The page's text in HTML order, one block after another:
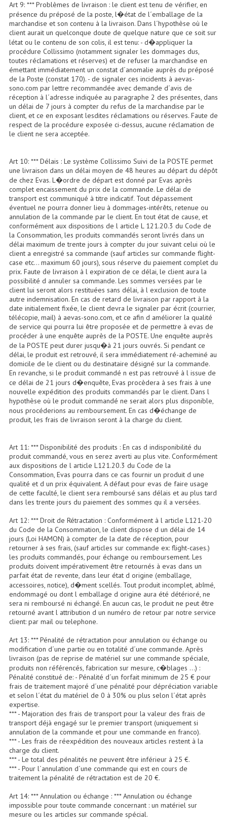
Système Sans Fil In-Ear Monitoring
Table Mixages Et Contrôleurs & Consoles
Tables De Mixage DJ
Controleurs DJ USB / MP3
Consoles Sono Et Studio
Consoles Numériques
Lumière
Boules À Facettes
Changeurs De Couleurs
Déco Light
Effets LASERS
Laser Multi-Points
Lasers (Effets Volumetriques)
Lasers D'extérieur Multi-Points
Effets Lumineux À Leds
Effets Lumineux, Centre De Piste
Effets Lumineux, Effets Disco
Electronique Commande Light
Blocs De Puissance
Consoles Éclairage DMX
Dispatches
Filtres Et Divers
Flexibles Lumineux Leds
Guirlandes Lumineuse
Gyrophares À Leds
Lampes Ampoules
Ampoules - Tubes Lumière Noire Black Gun
Lampes À Décharges
Lampes De Couleurs
Lampes Dichroique
Lampes Halogenes Divers
Lampes PAR
Lampes Théatre
Les Packs Light
Lyres
Art 9: *** Problèmes de livraison : le client est tenu de vérifier, en
présence du préposé de la poste, l�état de l´emballage de la
marchandise et son contenu à la livraison. Dans l´hypothèse où le
client aurait un quelconque doute de quelque nature que ce soit sur
létat ou le contenu de son colis, il est tenu: - d�appliquer la
procédure Collissimo (notamment signaler les dommages dus,
toutes réclamations et réserves) et de refuser la marchandise en
émettant immédiatement un constat d´anomalie auprès du préposé
de la Poste (constat 170). - de signaler ces incidents à aevas-
sono.com par lettre recommandée avec demande d´avis de
réception à l´adresse indiquée au paragraphe 2 des présentes, dans
un délai de 7 jours à compter du refus de la marchandise par le
client, et ce en exposant lesdites réclamations ou réserves. Faute de
respect de la procédure exposée ci-dessus, aucune réclamation de
le client ne sera acceptée.
Art 10: *** Délais : Le système Collissimo Suivi de la POSTE permet
une livraison dans un délai moyen de 48 heures au départ du dépôt
de chez Evas. L�ordre de départ est donné par Evas après
complet encaissement du prix de la commande. Le délai de
transport est communiqué à titre indicatif. Tout dépassement
éventuel ne pourra donner lieu à dommages-intérêts, retenue ou
annulation de la commande par le client. En tout état de cause, et
conformément aux dispositions de l article L 121.20.3 du Code de
la Consommation, les produits commandés seront livrés dans un
délai maximum de trente jours à compter du jour suivant celui où le
client a enregistré sa commande (sauf articles sur commande flight-
case etc... maximum 60 jours), sous réserve du paiement complet du
prix. Faute de livraison à l expiration de ce délai, le client aura la
possibilité d annuler sa commande. Les sommes versées par le
client lui seront alors restituées sans délai, à l exclusion de toute
autre indemnisation. En cas de retard de livraison par rapport à la
date initialement fixée, le client devra le signaler par écrit (courrier,
télécopie, mail) à aevas-sono.com, et ce afin d améliorer la qualité
de service qui pourra lui être proposée et de permettre à evas de
procéder à une enquête auprès de la POSTE. Une enquête auprès
de la POSTE peut durer jusqu�à 21 jours ouvrés. Si pendant ce
délai, le produit est retrouvé, il sera immédiatement ré-acheminé au
domicile de le client ou du destinataire désigné sur la commande.
En revanche, si le produit commandé n est pas retrouvé à l issue de
ce délai de 21 jours d�enquête, Evas procèdera à ses frais à une
nouvelle expédition des produits commandés par le client. Dans l
hypothèse où le produit commandé ne serait alors plus disponible,
nous procéderions au remboursement. En cas d�échange de
produit, les frais de livraison seront à la charge du client.
Art 11: *** Disponibilité des produits : En cas d indisponibilité du
produit commandé, vous en serez averti au plus vite. Conformément
aux dispositions de l article L121.20.3 du Code de la
Consommation, Evas pourra dans ce cas fournir un produit d une
qualité et d un prix équivalent. A défaut pour evas de faire usage
de cette faculté, le client sera remboursé sans délais et au plus tard
dans les trente jours du paiement des sommes qu il a versées.
Art 12: *** Droit de Rétractation : Conformément à l article L121-20
du Code de la Consommation, le client dispose d un délai de 14
jours (Loi HAMON) à compter de la date de réception, pour
retourner à ses frais, (sauf articles sur commande ex: flight-cases.)
les produits commandés, pour échange ou remboursement. Les
produits doivent impérativement être retournés à evas dans un
parfait état de revente, dans leur état d origine (emballage,
accessoires, notice), d�ment scellés. Tout produit incomplet, abîmé,
endommagé ou dont l emballage d origine aura été détérioré, ne
sera ni remboursé ni échangé. En aucun cas, le produit ne peut être
retourné avant l attribution d un numéro de retour par notre service
client: par mail ou telephone.
Art 13: *** Pénalité de rétractation pour annulation ou échange ou
modification d´une partie ou en totalité d´une commande. Après
livraison (pas de reprise de matériel sur une commande spéciale,
produits non référencés, fabrication sur mesure, c�blages ...) :
Pénalité constitué de: - Pénalité d´un forfait minimum de 25 € pour
frais de traitement majoré d´une pénalité pour dépréciation variable
et selon l´état du matériel de 0 à 30% ou plus selon l´état après
expertise.
*** - Majoration des frais de transport pour la valeur des frais de
transport déjà engagé sur le premier transport (uniquement si
annulation de la commande et pour une commande en franco).
*** - Les frais de réexpédition des nouveaux articles restent à la
charge du client.
*** - Le total des pénalités ne peuvent être inférieur à 25 €.
*** - Pour l´annulation d´une commande qui est en cours de
traitement la pénalité de rétractation est de 20 €.
Art 14: *** Annulation ou échange : *** Annulation ou échange
impossible pour toute commande concernant : un matériel sur
mesure ou les articles sur commande spécial.